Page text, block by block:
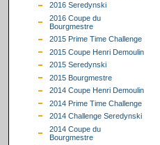
2016 Seredynski
2016 Coupe du
Bourgmestre
2015 Prime Time Challenge
2015 Coupe Henri Demoulin
2015 Seredynski
2015 Bourgmestre
2014 Coupe Henri Demoulin
2014 Prime Time Challenge
2014 Challenge Seredynski
2014 Coupe du
Bourgmestre